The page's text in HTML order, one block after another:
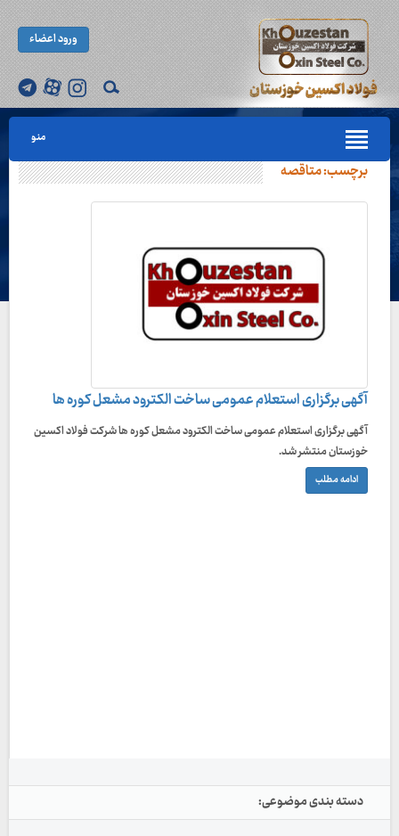
ورود اعضاء
منو
برچسب:متاقصه
آگهی برگزاری استعلام عمومی ساخت الکترود مشعل کوره ها
آگهی برگزاری استعلام عمومی ساخت الکترود مشعل کوره ها شرکت فولاد اکسین
خوزستان منتشر شد.
ادامه مطلب
دسته بندی موضوعی: